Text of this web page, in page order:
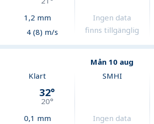
1,2 mm
4 (8) m/s
Ingen data
finns tillgänglig
Mån 10 aug
Klart
32°
20°
0,1 mm
SMHI
Ingen data